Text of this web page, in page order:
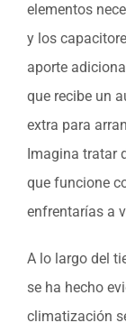
elementos
y los
aporte
que recibe un
extra para
Imagina tratar
que funcione
enfrentarías a
A lo largo del
se ha hecho
climatización